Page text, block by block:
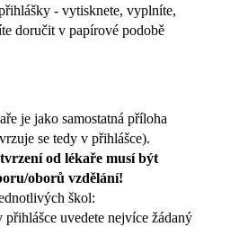
- vytisknete, vyplníte,
doručit v papírové podobě
je jako samostatná příloha
se tedy v přihlášce).
od lékaře musí být
oborů vzdělání!
škol:
uvedete nejvíce žádaný